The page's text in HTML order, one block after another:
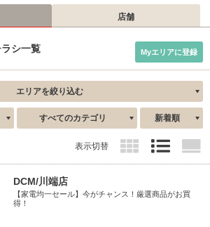
店舗
シ一覧 Myエリアに登録
エリアを絞り込む
すべてのカテゴリ 新着順
表示切替
DCM/川端店
【家電均一セール】今がチャンス！厳選商品がお買
得！